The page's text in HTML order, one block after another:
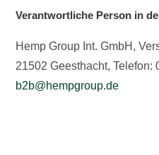
Verantwortliche Person in
Hemp Group Int. GmbH,
21502 Geesthacht, Telefon:
b2b@hempgroup.de